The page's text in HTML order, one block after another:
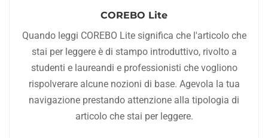
COREBO Lite
Quando leggi COREBO Lite significa che l'articolo che
stai per leggere è di stampo introduttivo, rivolto a
studenti e laureandi e professionisti che vogliono
rispolverare alcune nozioni di base. Agevola la tua
navigazione prestando attenzione alla tipologia di
articolo che stai per leggere.